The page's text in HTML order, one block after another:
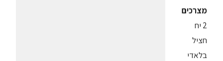
מצרכים
2 יח
חציל
בלאדי